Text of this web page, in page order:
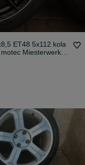
5x112 kola
Miesterwerk